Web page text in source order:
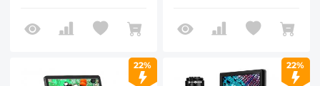
22% 22%